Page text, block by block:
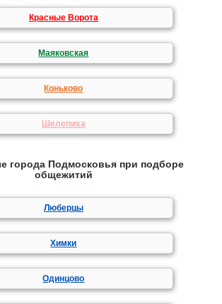
Красные Ворота
Маяковская
Коньково
Шелепиха
города Подмосковья при подборе
общежитий
Люберцы
Химки
Одинцово